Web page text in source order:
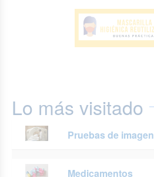
Lo más visitado
Pruebas de imagen
Medicamentos